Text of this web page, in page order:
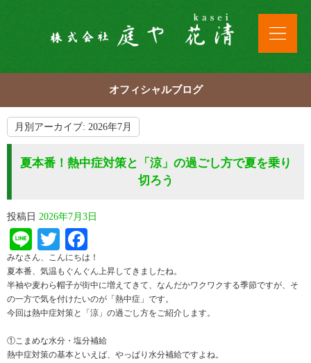
オフィシャルブログ
月別アーカイブ: 2026年7月
夏本番！熱中症対策と「涼」の過ごし方で夏を乗り
切ろう
投稿日 2026年7月3日
LineTwitter
みなさん、こんにちは！
夏本番、気温もぐんぐん上昇してきましたね。
半袖や麦わら帽子が街中に増えてきて、なんだかワクワクする季節ですが、そ
の一方で気を付けたいのが「熱中症」です。
今回は熱中症対策と「涼」の過ごし方をご紹介します。
①こまめな水分・塩分補給
熱中症対策の基本といえば、やっぱり水分補給ですよね。